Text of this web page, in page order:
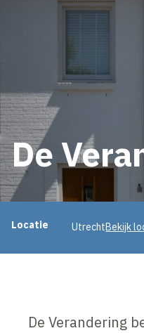
De
Locatie UtrechtBekijk
De Verandering